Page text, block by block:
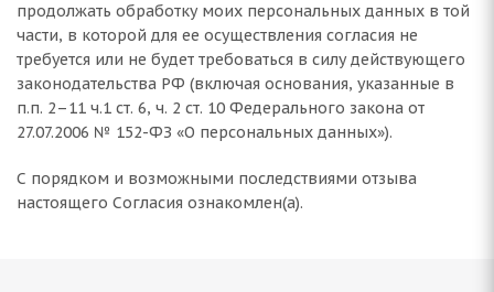
продолжать обработку моих персональных данных в той
части, в которой для ее осуществления согласия не
требуется или не будет требоваться в силу действующего
законодательства РФ (включая основания, указанные в
п.п. 2–11 ч.1 ст. 6, ч. 2 ст. 10 Федерального закона от
27.07.2006 № 152-ФЗ «О персональных данных»).
С порядком и возможными последствиями отзыва
настоящего Согласия ознакомлен(а).